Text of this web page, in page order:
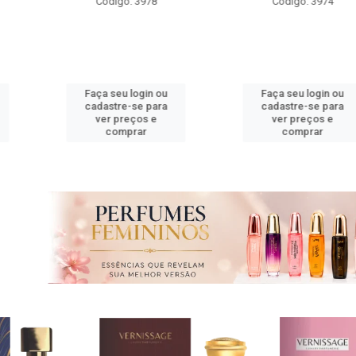
login ou
se para
e
Faça seu login ou
cadastre-se para
ver preços e
Faça seu
ver